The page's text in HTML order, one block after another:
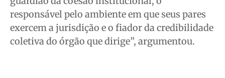
responsável pelo ambiente em que seus pares
exercem a jurisdição e o fiador da credibilidade
coletiva do órgão que dirige”, argumentou.